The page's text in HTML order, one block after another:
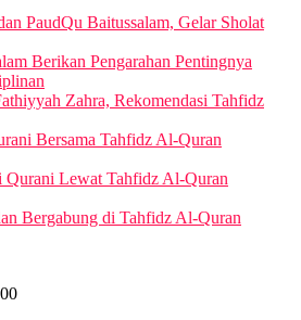
PaudQu Baitussalam, Gelar Sholat
Berikan Pengarahan Pentingnya
Zahra, Rekomendasi Tahfidz
Bersama Tahfidz Al-Quran
Qurani Lewat Tahfidz Al-Quran
Bergabung di Tahfidz Al-Quran